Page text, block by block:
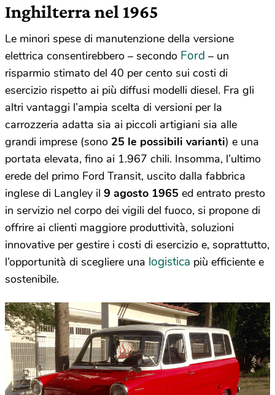
Inghilterra nel 1965
Le minori spese di manutenzione della versione
elettrica consentirebbero – secondo Ford – un
risparmio stimato del 40 per cento sui costi di
esercizio rispetto ai più diffusi modelli diesel. Fra gli
altri vantaggi l’ampia scelta di versioni per la
carrozzeria adatta sia ai piccoli artigiani sia alle
grandi imprese (sono 25 le possibili varianti) e una
portata elevata, fino ai 1.967 chili. Insomma, l’ultimo
erede del primo Ford Transit, uscito dalla fabbrica
inglese di Langley il 9 agosto 1965 ed entrato presto
in servizio nel corpo dei vigili del fuoco, si propone di
offrire ai clienti maggiore produttività, soluzioni
innovative per gestire i costi di esercizio e, soprattutto,
l’opportunità di scegliere una logistica più efficiente e
sostenibile.